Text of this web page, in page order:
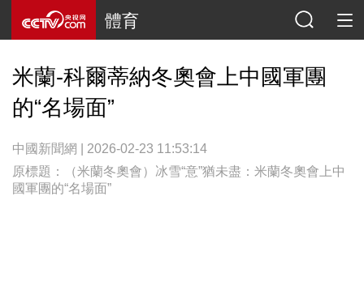
體育
米蘭-科爾蒂納冬奧會上中國軍團
的“名場面”
中國新聞網 | 2026-02-23 11:53:14
原標題：（米蘭冬奧會）冰雪“意”猶未盡：米蘭冬奧會上中
國軍團的“名場面”